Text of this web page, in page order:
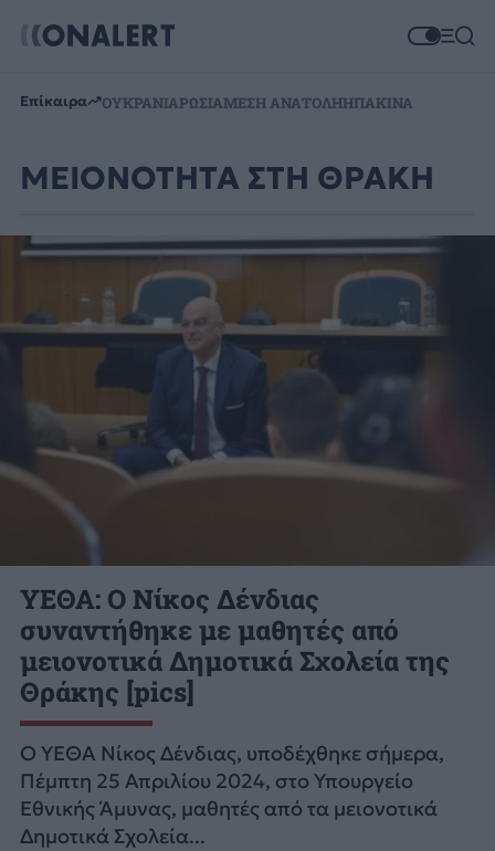
Επίκαιρα ΟΥΚΡΑΝΙΑΡΩΣΙΑΜΕΣΗ ΑΝΑΤΟΛΗΗΠΑΚΙΝΑ
ΜΕΙΟΝΟΤΗΤΑ ΣΤΗ ΘΡΑΚΗ
ΥΕΘΑ: Ο Νίκος Δένδιας
συναντήθηκε με μαθητές από
μειονοτικά Δημοτικά Σχολεία της
Θράκης [pics]
Ο ΥΕΘΑ Νίκος Δένδιας, υποδέχθηκε σήμερα,
Πέμπτη 25 Απριλίου 2024, στο Υπουργείο
Εθνικής Άμυνας, μαθητές από τα μειονοτικά
Δημοτικά Σχολεία...